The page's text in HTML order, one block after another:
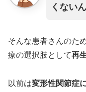
くない
そんな患者さんのた
療の選択肢として再
以前は変形性関節症